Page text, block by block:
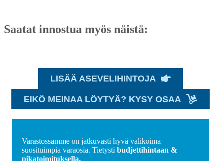
Saatat innostua myös näistä:
Varastossamme on jatkuvasti hyvä valikoima
suosituimpia varaosia. Tietysti budjettihintaan &
pikatoimituksella.
LISÄÄ ASEVELIHINTOJA
EIKÖ MEINAA LÖYTYÄ? KYSY OSAA